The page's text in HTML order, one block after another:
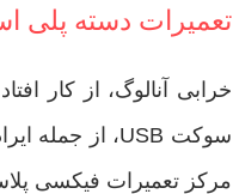
تعمیرات دسته پلی
خرابی آنالوگ، از کار
مرکز تعمیرات فیکسی